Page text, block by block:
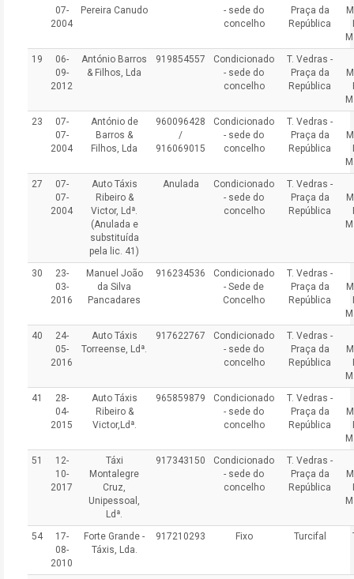
07-
2004
Pereira Canudo
- sede do
concelho
Praça da
República
19
06-
09-
2012
António Barros
& Filhos, Lda
919854557
Condicionado
- sede do
concelho
T. Vedras -
Praça da
República
23
07-
07-
2004
António de
Barros &
Filhos, Lda
960096428
/
916069015
Condicionado
- sede do
concelho
T. Vedras -
Praça da
República
27
07-
07-
2004
Auto Táxis
Ribeiro &
Victor, Ldª.
(Anulada e
substituída
pela lic. 41)
Anulada
Condicionado
- sede do
concelho
T. Vedras -
Praça da
República
30
23-
03-
2016
Manuel João
da Silva
Pancadares
916234536
Condicionado
- Sede de
Concelho
T. Vedras -
Praça da
República
40
24-
05-
2016
Auto Táxis
Torreense, Ldª.
917622767
Condicionado
- sede do
concelho
T. Vedras -
Praça da
República
41
28-
04-
2015
Auto Táxis
Ribeiro &
Victor,Ldª.
965859879
Condicionado
- sede do
concelho
T. Vedras -
Praça da
República
51
12-
10-
2017
Táxi
Montalegre
Cruz,
Unipessoal,
Ldª.
917343150
Condicionado
- sede do
concelho
T. Vedras -
Praça da
República
54
17-
08-
2010
Forte Grande -
Táxis, Lda.
917210293 Fixo Turcifal